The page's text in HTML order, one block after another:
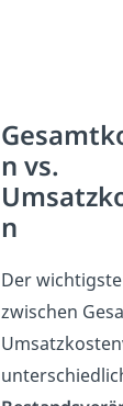
n vs.
n
Der wichtigste
zwischen